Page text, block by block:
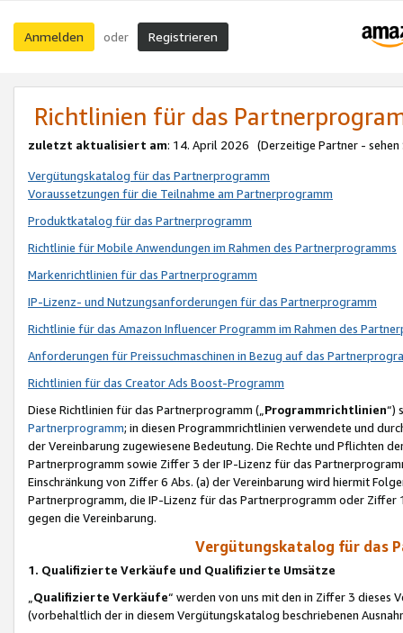
Anmelden oder Registrieren
Richtlinien für das
zuletzt aktualisiert am: 14. April 2026 (Derzeitige Partner - sehen
Vergütungskatalog für das Partnerprogramm
Voraussetzungen für die Teilnahme am Partnerprogramm
Produktkatalog für das Partnerprogramm
Richtlinie für Mobile Anwendungen im Rahmen des Partnerprogramms
Markenrichtlinien für das Partnerprogramm
IP-Lizenz- und Nutzungsanforderungen für das Partnerprogramm
Richtlinie für das Amazon Influencer Programm im Rahmen des
Anforderungen für Preissuchmaschinen in Bezug auf das
Richtlinien für das Creator Ads Boost-Programm
Diese Richtlinien für das Partnerprogramm („Programmrichtlinien“)
Partnerprogramm; in diesen Programmrichtlinien verwendete und
der Vereinbarung zugewiesene Bedeutung. Die Rechte und Pflichten
Partnerprogramm sowie Ziffer 3 der IP-Lizenz für das
Einschränkung von Ziffer 6 Abs. (a) der Vereinbarung wird hiermit
Partnerprogramm, die IP-Lizenz für das Partnerprogramm oder
gegen die Vereinbarung.
Vergütungskatalog für das
1. Qualifizierte Verkäufe und Qualifizierte Umsätze
Qualifizierte Verkäufe“ werden von uns mit den in Ziffer 3
(vorbehaltlich der in diesem Vergütungskatalog beschriebenen